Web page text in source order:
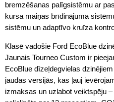
bremzēšanas palīgsistēmu ar
kursa maiņas brīdinājuma
sistēmu un adaptīvo kruīza
Klasē vadošie Ford EcoBlue
Jaunais Tourneo Custom ir
EcoBlue dīzeļdegvielas
jaudas versijās, kas ļauj
izmaksas un uzlabot veiktspēju